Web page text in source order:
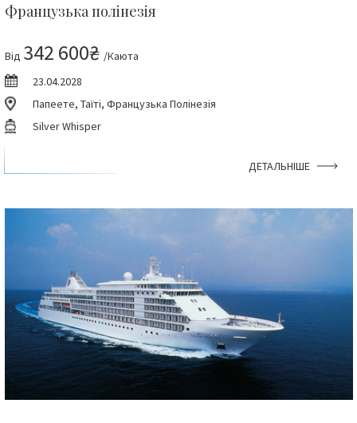
Французька полінезія
Від 342 600₴ /Каюта
23.04.2028
Папеете, Таїті, Французька Полінезія
Silver Whisper
ДЕТАЛЬНІШЕ